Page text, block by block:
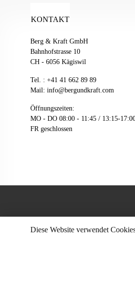
KONTAKT
Berg & Kraft GmbH
Bahnhofstrasse 10
CH - 6056 Kägiswil
Tel. : +41 41 662 89 89
Mail: info@bergundkraft.com
Öffnungszeiten:
MO - DO 08:00 - 11:45 / 13:15-
FR geschlossen
Diese Website verwendet